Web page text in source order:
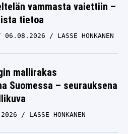
vammasta vaiettiin –
tietoa
06.08.2026 LASSE HONKANEN
mallirakas
Suomessa – seurauksena
LASSE HONKANEN